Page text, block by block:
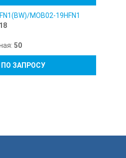
MOB02-19HFN1
50
ПО ЗАПРОСУ